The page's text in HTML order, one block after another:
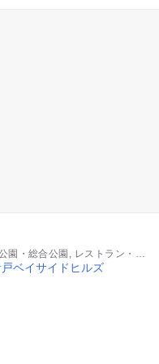
園・総合公園, レストラン・カ